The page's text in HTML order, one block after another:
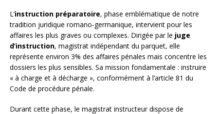
L’instruction préparatoire, phase emblématique de notre
tradition juridique romano-germanique, intervient pour les
affaires les plus graves ou complexes. Dirigée par le juge
d’instruction, magistrat indépendant du parquet, elle
représente environ 3% des affaires pénales mais concentre les
dossiers les plus sensibles. Sa mission fondamentale : instruire
« à charge et à décharge », conformément à l’article 81 du
Code de procédure pénale.
Durant cette phase, le magistrat instructeur dispose de